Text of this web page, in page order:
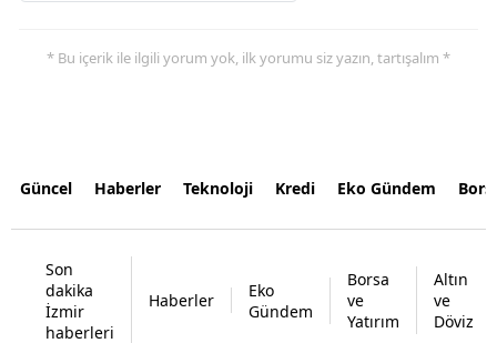
* Bu içerik ile ilgili yorum yok, ilk yorumu siz yazın, tartışalım *
Güncel Haberler Teknoloji Kredi Eko Gündem
Son
dakika
İzmir
haberleri
Haberler
Eko
Gündem
Borsa
ve
Yatırım
Altın
ve
Döviz